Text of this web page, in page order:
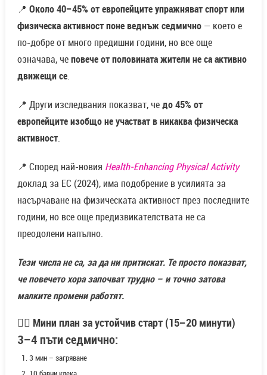
📍 Около 40–45% от европейците упражняват спорт или
физическа активност поне веднъж седмично— което е
по-добре от много предишни години, но все още
означава, чеповече от половината жители не са активно
движещи се.
📍 Други изследвания показват, чедо 45% от
европейците изобщо не участват в никаква физическа
активност.
📍 Според най-новия Health-Enhancing Physical Activity
доклад за ЕС (2024), има подобрение в усилията за
насърчаване на физическата активност през последните
години, но все още предизвикателствата не са
преодолени напълно.
Тези числа не са, за да ни притискат. Те просто показват,
че повечето хора започват трудно – и точно затова
малките промени работят.
🧘‍♀️ Мини план за устойчив старт (15–20 минути)
3–4 пъти седмично:
3 мин – загряване